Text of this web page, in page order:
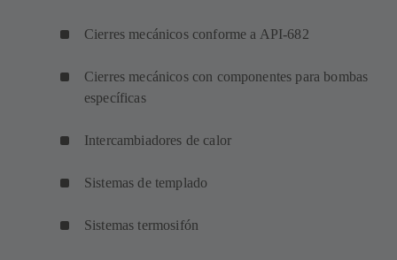
Cierres mecánicos conforme a API-682
Cierres mecánicos con componentes para bombas
específicas
Intercambiadores de calor
Sistemas de templado
Sistemas termosifón